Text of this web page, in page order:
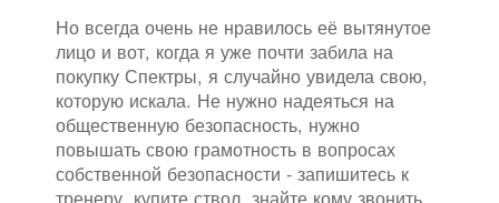
Но всегда очень не нравилось её вытянутое
лицо и вот, когда я уже почти забила на
покупку Спектры, я случайно увидела свою,
которую искала. Не нужно надеяться на
общественную безопасность, нужно
повышать свою грамотность в вопросах
собственной безопасности - запишитесь к
тренеру, купите ствол, знайте кому звонить